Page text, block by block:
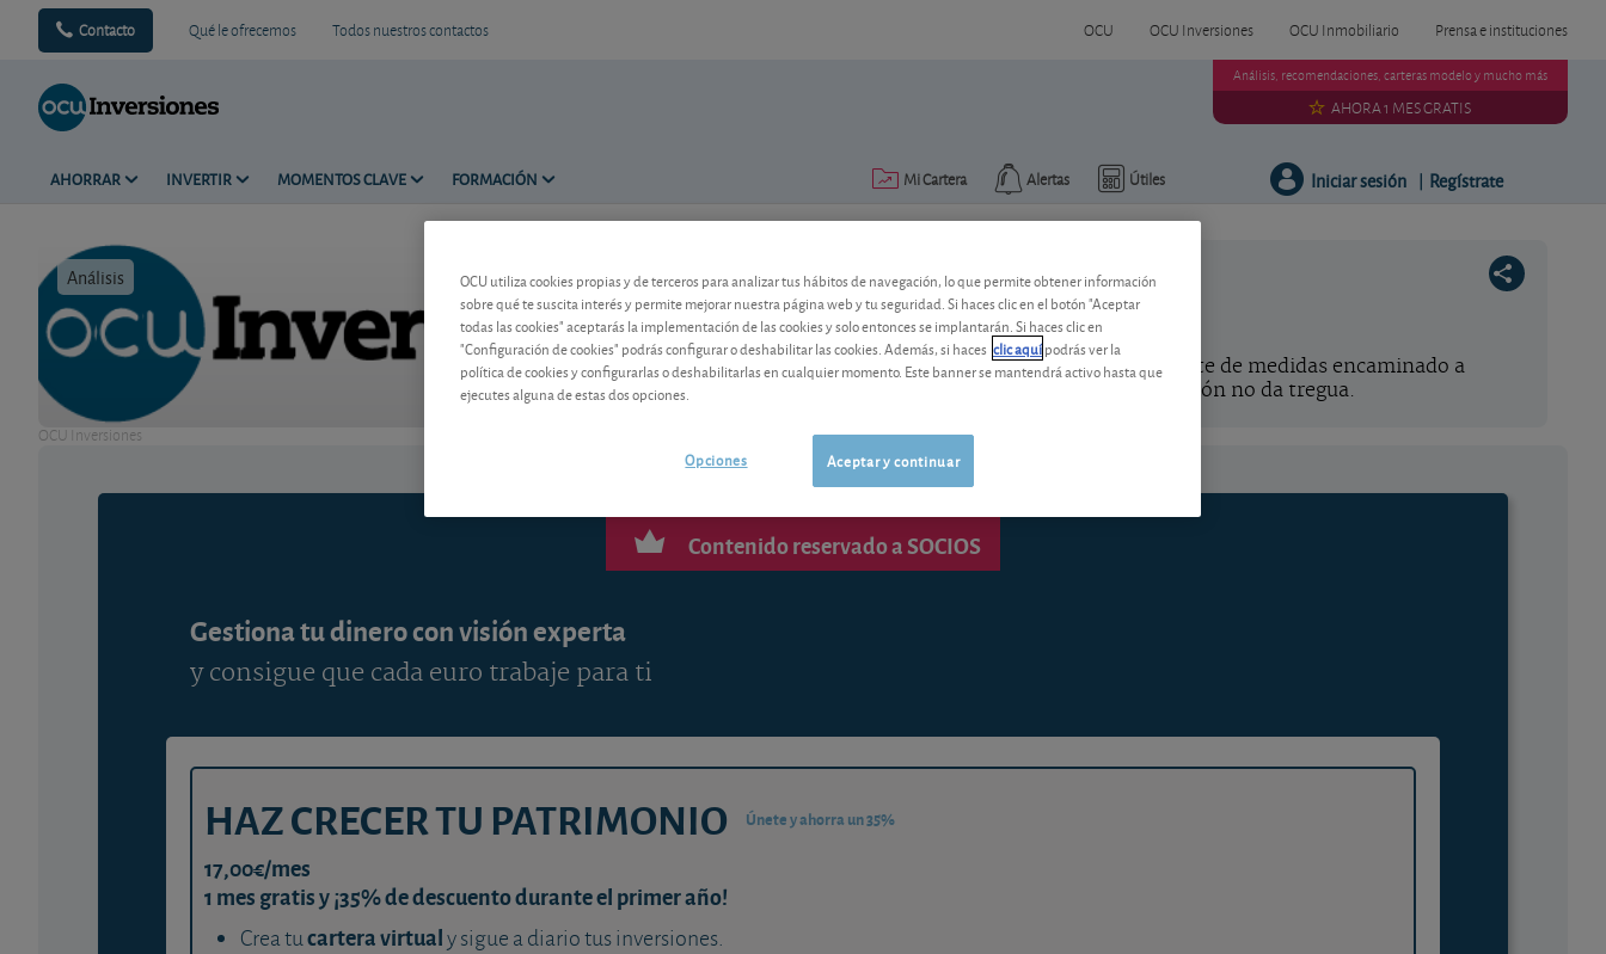
Contacto Qué le ofrecemos Todos nuestros contactos OCU OCU Inversiones OCU Inmobiliario Prensa e instituciones
AHORRAR INVERTIR MOMENTOS CLAVE FORMACIÓN Útiles
Alertas
Mi Cartera
Análisis, recomendaciones, carteras modelo y mucho más
AHORA 1 MES GRATIS
Iniciar sesión | Regístrate
Análisis Tiempo de lectura: 6 min.
OCU Inversiones
Panorama
En nuestro país, el Gobierno ha presentado un paquete de medidas encaminado a
reactivar nuestra economía. Mientras tanto, la inflación no da tregua.
Contenido reservado a SOCIOS
Gestiona tu dinero con visión experta
y consigue que cada euro trabaje para ti
HAZ CRECER TU PATRIMONIO Únete y ahorra un 35%
17,00€/mes
1 mes gratis y ¡35% de descuento durante el primer año!
Crea tucartera virtualy sigue a diario tus inversiones.
OCU utiliza cookies propias y de terceros para analizar tus hábitos de navegación, lo que permite obtener información
sobre qué te suscita interés y permite mejorar nuestra página web y tu seguridad. Si haces clic en el botón "Aceptar
todas las cookies" aceptarás la implementación de las cookies y solo entonces se implantarán. Si haces clic en
"Configuración de cookies" podrás configurar o deshabilitar las cookies. Además, si haces clic aquípodrás ver la
política de cookies y configurarlas o deshabilitarlas en cualquier momento. Este banner se mantendrá activo hasta que
ejecutes alguna de estas dos opciones.
Aceptar y continuar
Opciones